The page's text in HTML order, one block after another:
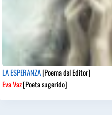
LA ESPERANZA[Poema del Editor]
Eva Vaz[Poeta sugerido]